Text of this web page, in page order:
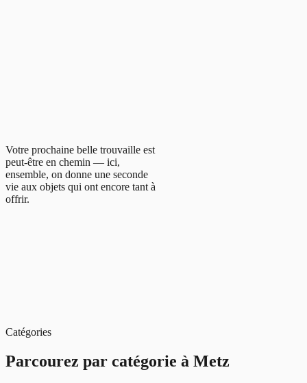
Votre prochaine belle trouvaille est
peut-être en chemin — ici,
ensemble, on donne une seconde
vie aux objets qui ont encore tant à
offrir.
Catégories
Parcourez par catégorie à Metz